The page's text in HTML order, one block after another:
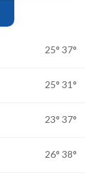
25° 37°
25° 31°
23° 37°
26° 38°